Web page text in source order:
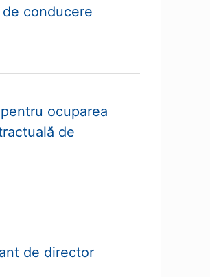
conducere
ocuparea
de
de director